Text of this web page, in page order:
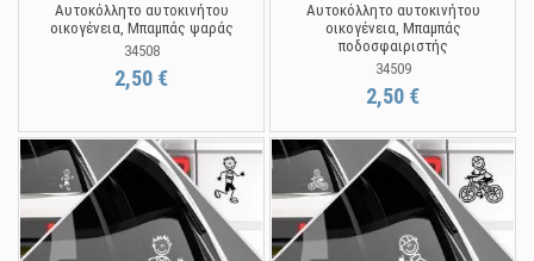
Αυτοκόλλητο αυτοκινήτου
οικογένεια, Μπαμπάς ψαράς
34508
2,50 €
Αυτοκόλλητο αυτοκινήτου
οικογένεια, Μπαμπάς
ποδοσφαιριστής
34509
2,50 €